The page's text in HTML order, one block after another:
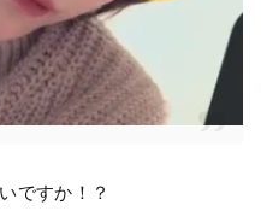
ですか！？